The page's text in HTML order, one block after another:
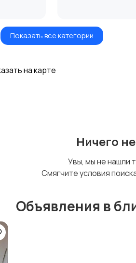
Обувь
Показать все категории
на карте
Ничего
Увы, мы не нашли
Смягчите условия
Объявления в